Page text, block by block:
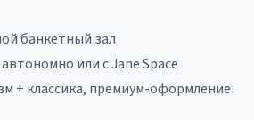
банкетный зал
или с Jane Space
+ классика, премиум-оформление